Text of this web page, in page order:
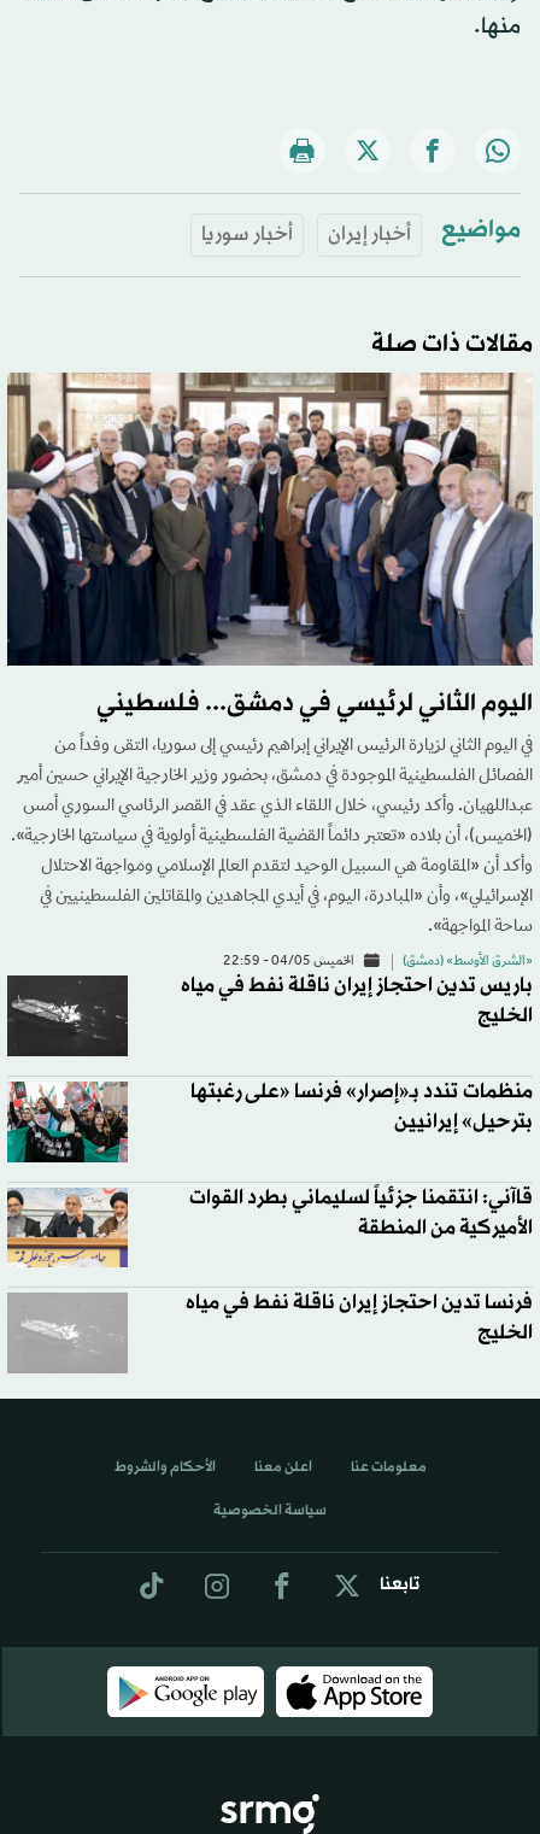
منها.
مواضيع أخبار إيران أخبار سوريا
مقالات ذات صلة
اليوم الثاني لرئيسي في دمشق... فلسطيني
في اليوم الثاني لزيارة الرئيس الإيراني إبراهيم رئيسي إلى سوريا، التقى وفداً من
الفصائل الفلسطينية الموجودة في دمشق، بحضور وزير الخارجية الإيراني حسين أمير
عبداللهيان. وأكد رئيسي، خلال اللقاء الذي عقد في القصر الرئاسي السوري أمس
(الخميس)، أن بلاده «تعتبر دائماً القضية الفلسطينية أولوية في سياستها الخارجية».
وأكد أن «المقاومة هي السبيل الوحيد لتقدم العالم الإسلامي ومواجهة الاحتلال
الإسرائيلي»، وأن «المبادرة، اليوم، في أيدي المجاهدين والمقاتلين الفلسطينيين في
ساحة المواجهة».
«الشرق الأوسط» (دمشق) الخميس 04/05 - 22:59
باريس تدين احتجاز إيران ناقلة نفط في مياه
الخليج
منظمات تندد بـ«إصرار» فرنسا «على رغبتها
بترحيل» إيرانيين
قاآني: انتقمنا جزئياً لسليماني بطرد القوات
الأميركية من المنطقة
فرنسا تدين احتجاز إيران ناقلة نفط في مياه
الخليج
تابعنا
معلومات عنا اعلن معنا الأحكام والشروط
سياسة الخصوصية